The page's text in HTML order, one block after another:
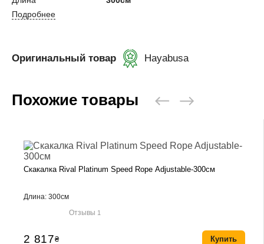
Подробнее
Оригинальный товар Hayabusa
Похожие товары
Скакалка Rival Platinum Speed Rope Adjustable-300см
Длина: 300см
Отзывы 1
2 817₴ Купить